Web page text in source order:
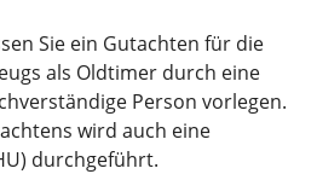
Sie ein Gutachten für die
als Oldtimer durch eine
Person vorlegen.
wird auch eine
durchgeführt.